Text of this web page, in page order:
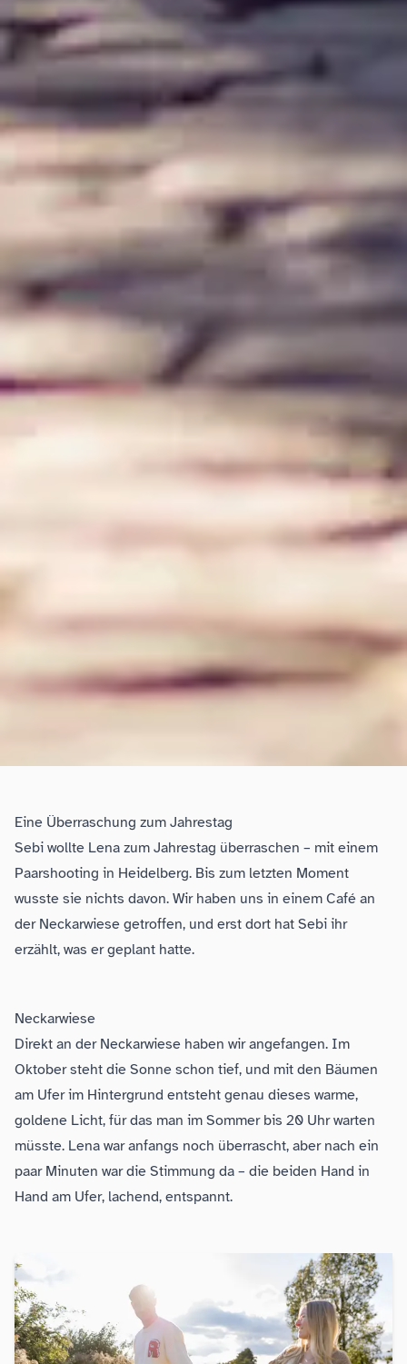
Eine Überraschung zum Jahrestag
Sebi wollte Lena zum Jahrestag überraschen – mit einem
Paarshooting in Heidelberg. Bis zum letzten Moment
wusste sie nichts davon. Wir haben uns in einem Café an
der Neckarwiese getroffen, und erst dort hat Sebi ihr
erzählt, was er geplant hatte.
Neckarwiese
Direkt an der Neckarwiese haben wir angefangen. Im
Oktober steht die Sonne schon tief, und mit den Bäumen
am Ufer im Hintergrund entsteht genau dieses warme,
goldene Licht, für das man im Sommer bis 20 Uhr warten
müsste. Lena war anfangs noch überrascht, aber nach ein
paar Minuten war die Stimmung da – die beiden Hand in
Hand am Ufer, lachend, entspannt.